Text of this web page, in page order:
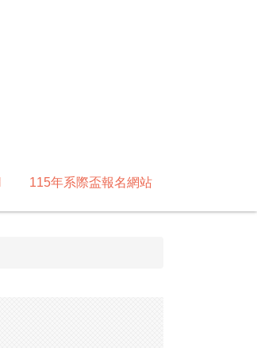
115年系際盃報名網站